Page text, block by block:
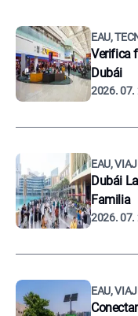
EAU,
Verifica
Dubái
2026. 07.
EAU,
Dubái
Familia
2026. 07.
EAU,